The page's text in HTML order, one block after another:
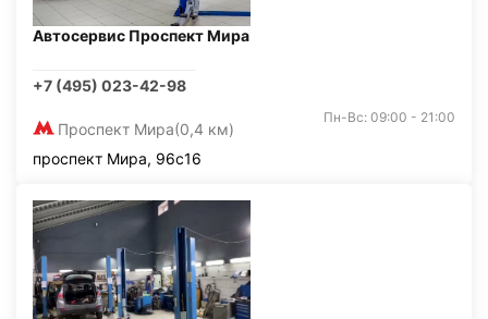
Автосервис Проспект Мира
+7 (495) 023-42-98
Проспект Мира(0,4 км)
Пн-Вс: 09:00 - 21:00
проспект Мира, 96с16